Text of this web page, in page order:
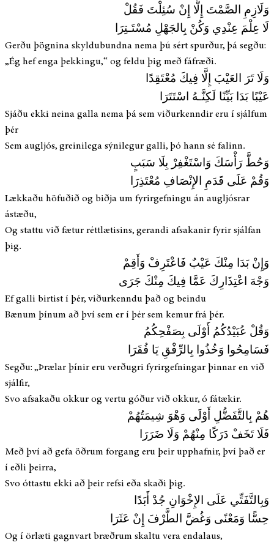
وَلَازِمِ الصَّمْتَ إِلَّا إِنْ سُئِلْتَ فَقُلْ
لَا عِلْمَ عِنْدِي وَكُنْ بِالجَهْلِ مُسْتَـتِرَا
Gerðu þögnina skyldubundna nema þú sért spurður, þá segðu:
„Ég hef enga þekkingu,“ og feldu þig með fáfræði.
وَلَا تَرَ العَيْبَ إِلَّا فِيكَ مُعْتَقِدًا
عَيْبًا بَدَا بَيِّنًا لَكِنَّـهُ اسْتَتَرَا
Sjáðu ekki neina galla nema þá sem viðurkenndir eru í sjálfum
þér
Sem augljós, greinilega sýnilegur galli, þó hann sé falinn.
وَحُطَّ رَأْسَكَ وَاسْتَغْفِرْ بِلَا سَبَبٍ
وَقُمْ عَلَى قَدَمِ الإِنْصَافِ مُعْتَذِرَا
Lækkaðu höfuðið og biðja um fyrirgefningu án augljósrar
ástæðu,
Og stattu við fætur réttlætisins, gerandi afsakanir fyrir sjálfan
þig.
وَإِنْ بَدَا مِنْكَ عَيْبٌ فَاعْتَرِفْ وَأَقِمْ
وَجْهَ اعْتِذَارِكَ عَمَّا فِيكَ مِنْكَ جَرَى
Ef galli birtist í þér, viðurkenndu það og beindu
Bænum þínum að því sem er í þér sem kemur frá þér.
وَقُلْ عُبَيْدُكُمُ أَوْلَى بِصَفْحِكُمُ
فَسَامِحُوا وَخُذُوا بِالرِّفْقِ يَا فُقَرَا
Segðu: „Þrælar þínir eru verðugri fyrirgefningar þinnar en við
sjálfir,
Svo afsakaðu okkur og vertu góður við okkur, ó fátækir.
هُمْ بِالتَّفَضُّلِ أَوْلَى وَهْوَ شِيمَتُهُمْ
فَلَا تَخَفْ دَرَكًا مِنْهُمْ وَلَا ضَرَرَا
Með því að gefa öðrum forgang eru þeir upphafnir, því það er
í eðli þeirra,
Svo óttastu ekki að þeir refsi eða skaði þig.
وَبِالتَّفَتِّي عَلَى الإِخْوَانِ جُدْ أَبَدًا
حِسًّا وَمَعْنًى وَغُضَّ الطَّرْفَ إِنْ عَثَرَا
Og í örlæti gagnvart bræðrum skaltu vera endalaus,